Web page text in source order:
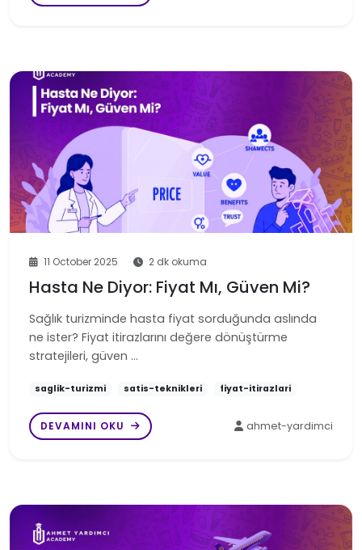
11 October 2025 2 dk okuma
Hasta Ne Diyor: Fiyat Mı, Güven Mi?
Sağlık turizminde hasta fiyat sorduğunda aslında
ne ister? Fiyat itirazlarını değere dönüştürme
stratejileri, güven …
saglik-turizmi satis-teknikleri fiyat-itirazlari
DEVAMINI OKU ahmet-yardimci